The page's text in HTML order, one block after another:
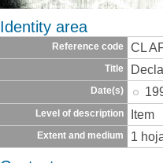
Identity area
Reference code CL
Title
Date(s)
Level of description Item
Extent and medium 1